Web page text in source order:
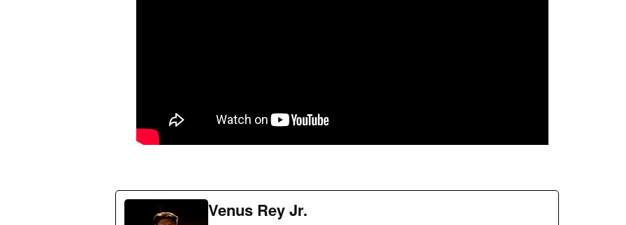
Venus Rey Jr.